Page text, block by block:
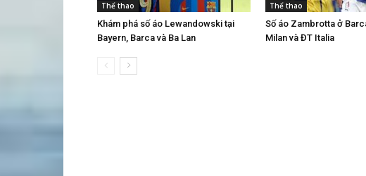
Thể thao
Khám phá số áo Lewandowski tại
Bayern, Barca và Ba Lan
Thể thao
Số áo Zambrotta ở
Milan và ĐT Italia